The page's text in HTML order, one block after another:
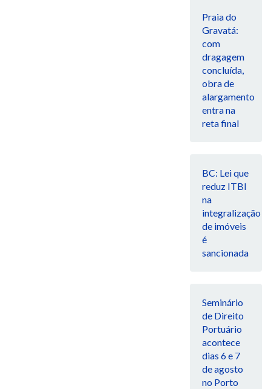
Praia do
Gravatá:
com
dragagem
concluída,
obra de
alargamento
entra na
reta final
BC: Lei que
reduz ITBI
na
integralização
de imóveis
é
sancionada
Seminário
de Direito
Portuário
acontece
dias 6 e 7
de agosto
no Porto